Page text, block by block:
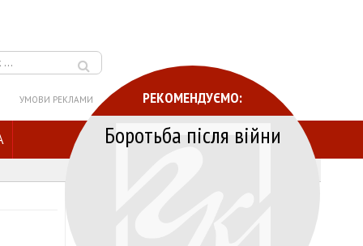
УМОВИ РЕКЛАМИ РЕКОМЕНДУЄМО:
Боротьба після війни